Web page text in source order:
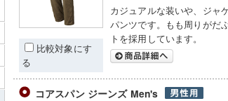
比較対象にす
る
カジュアルな装いや、ジャ
パンツです。もも周りがだ
トを採用しています。
コアスパン ジーンズ Men's